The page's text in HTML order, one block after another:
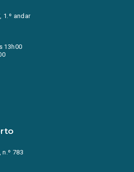
1.º andar
13h00
n.º 783